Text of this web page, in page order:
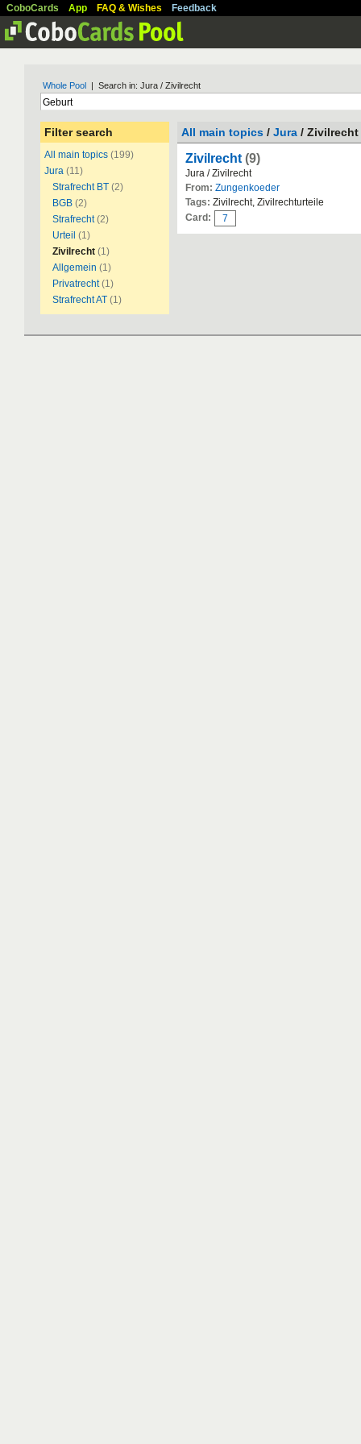
CoboCards App FAQ & Wishes Feedback
Whole Pool | Search in: Jura / Zivilrecht
Filter search
All main topics (199)
Jura (11)
Strafrecht BT (2)
BGB (2)
Strafrecht (2)
Urteil (1)
Zivilrecht (1)
Allgemein (1)
Privatrecht (1)
Strafrecht AT (1)
All main topics / Jura / Zivilrecht
Zivilrecht (9)
Jura / Zivilrecht
From: Zungenkoeder
Tags: Zivilrecht, Zivilrechturteile
Card:
7